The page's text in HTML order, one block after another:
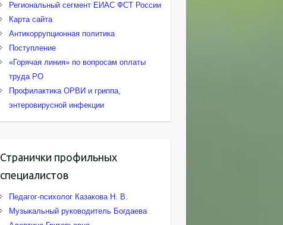
Региональный сегмент ЕИАС ФСТ России
Карта сайта
Антикоррупционная политика
Поступление
«Горячая линия» по вопросам оплаты
труда РО
Профилактика ОРВИ и гриппа,
энтеровирусной инфекции
Странички профильных
специалистов
Педагог-психолог Казакова Н. В.
Музыкальный руководитель Богдаева